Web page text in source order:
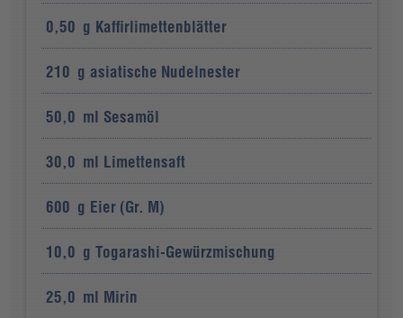
0,50 g Kaffirlimettenblätter
210 g asiatische Nudelnester
50,0 ml Sesamöl
30,0 ml Limettensaft
600 g Eier (Gr. M)
10,0 g Togarashi-Gewürzmischung
25,0 ml Mirin